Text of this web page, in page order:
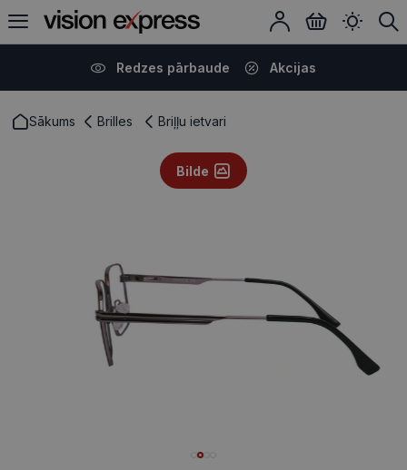
Redzes pārbaude Akcijas
Sākums Brilles Briļļu ietvari
Bilde